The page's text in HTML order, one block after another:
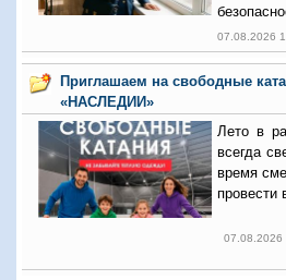
07.08.2026
Приглашаем на свободные
«НАСЛЕДИИ»
Лето в
всегда
время
провести
07.08.2026